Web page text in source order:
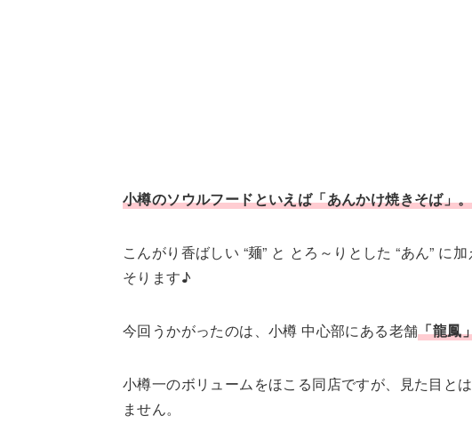
小樽のソウルフードといえば「あんかけ焼きそば」。
こんがり香ばしい “麺” と とろ～りとした “あん” に
そります♪
今回うかがったのは、小樽 中心部にある老舗「龍鳳
小樽一のボリュームをほこる同店ですが、見た目と
ません。